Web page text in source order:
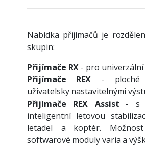
Nabídka přijímačů je
skupin:
Přijímače RX - pro
Přijímače REX - ploché
uživatelsky nastavitelnými
Přijímače REX Assist - s
inteligentní letovou
letadel a koptér.
softwarové moduly varia a